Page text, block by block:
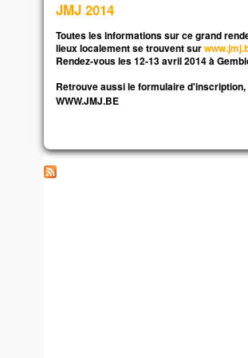
et,
Je
JMJ 2014
Toutes les informations sur ce grand
lieux localement se trouvent sur
Rendez-vous les 12-13 avril 2014 à
Retrouve aussi le formulaire
WWW.JMJ.BE